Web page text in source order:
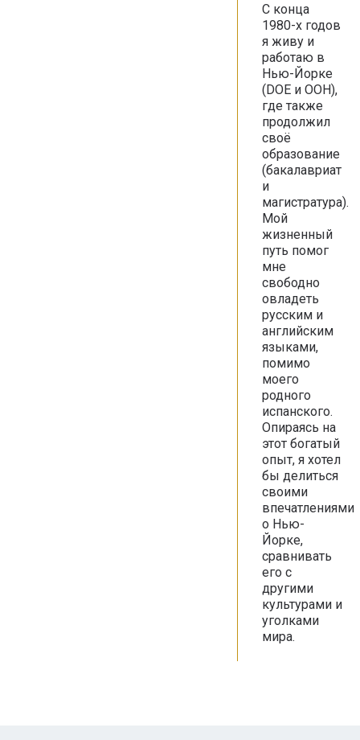
С конца
1980-х годов
я живу и
работаю в
Нью-Йорке
(DOE и ООН),
где также
продолжил
своё
образование
(бакалавриат
и
магистратура).
Мой
жизненный
путь помог
мне
свободно
овладеть
русским и
английским
языками,
помимо
моего
родного
испанского.
Опираясь на
этот богатый
опыт, я хотел
бы делиться
своими
впечатлениями
о Нью-
Йорке,
сравнивать
его с
другими
культурами и
уголками
мира.